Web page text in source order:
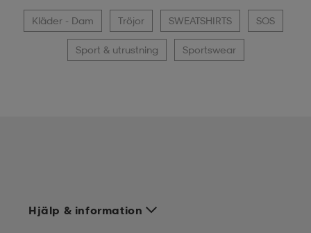
Kläder - Dam Tröjor SWEATSHIRTS SOS
Sport & utrustning Sportswear
Hjälp & information